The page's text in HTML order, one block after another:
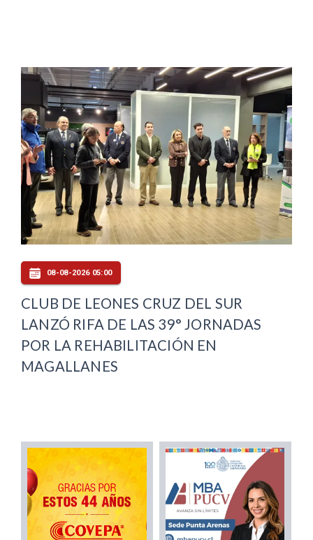
08-08-2026 05:00
CLUB DE LEONES CRUZ DEL SUR
LANZÓ RIFA DE LAS 39° JORNADAS
POR LA REHABILITACIÓN EN
MAGALLANES